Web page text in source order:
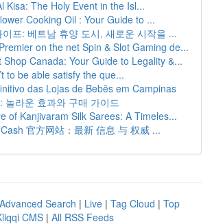
Kisa: The Holy Event in the Isl...
Cooking Oil : Your Guide to ...
이프: 베트남 휴양 도시, 새로운 시작을 ...
on the net Spin & Slot Gaming de...
Shop Canada: Your Guide to Legality &...
to be able satisfy the que...
das Lojas de Bebês em Campinas
놀라운 효과와 구매 가이드
of Kanjivaram Silk Sarees: A Timeles...
官方网站：最新 信息 与 权威 ...
Advanced Search | Live | Tag Cloud | Top
CMS | All RSS Feeds